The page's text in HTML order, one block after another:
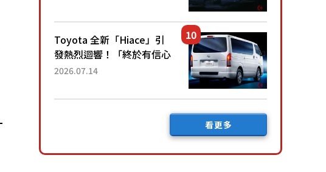
公里，兼具優異節能表現與
舒適「三...
Toyota 全新「Hiace」引
發熱烈迴響！「終於有信心
下訂了！」「哪個等級交車
後竟然還要等「超過半年」
2026.07.14
看更多